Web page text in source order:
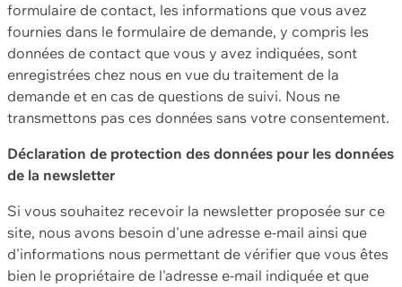
formulaire de contact, les informations que vous avez
fournies dans le formulaire de demande, y compris les
données de contact que vous y avez indiquées, sont
enregistrées chez nous en vue du traitement de la
demande et en cas de questions de suivi. Nous ne
transmettons pas ces données sans votre consentement.
Déclaration de protection des données pour les données
de la newsletter
Si vous souhaitez recevoir la newsletter proposée sur ce
site, nous avons besoin d'une adresse e-mail ainsi que
d'informations nous permettant de vérifier que vous êtes
bien le propriétaire de l'adresse e-mail indiquée et que